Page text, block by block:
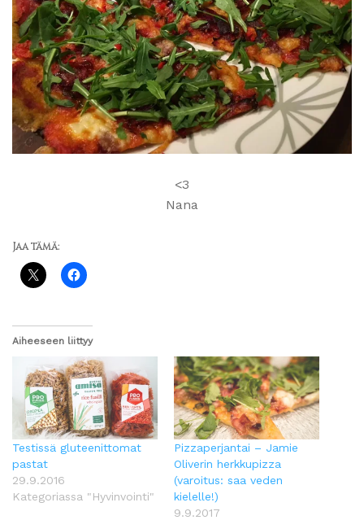
<3
Nana
Jaa tämä:
Aiheeseen liittyy
Testissä gluteenittomat
pastat
29.9.2016
Kategoriassa "Hyvinvointi"
Pizzaperjantai – Jamie
Oliverin herkkupizza
(varoitus: saa veden
kielelle!)
9.9.2017